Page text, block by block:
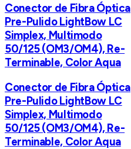
Conector de Fibra Óptica
Pre-Pulido LightBow LC
Simplex, Multimodo
50/125 (OM3/OM4), Re-
Terminable, Color Aqua
Conector de Fibra Óptica
Pre-Pulido LightBow LC
Simplex, Multimodo
50/125 (OM3/OM4), Re-
Terminable, Color Aqua